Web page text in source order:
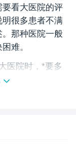
看大医院的评
很多患者不满
那种医院一般
难。
医院时，*要多
所以患者要多
治时可能会出
也要注意，好